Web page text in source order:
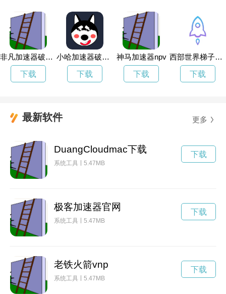
非凡加速器破解版
下载
小哈加速器破解版
下载
神马加速器npv
下载
西部世界梯子传送门
下载
最新软件 更多
DuangCloudmac下载
系统工具 5.47MB
下载
极客加速器官网
系统工具 5.47MB
下载
老铁火箭vnp
系统工具 5.47MB
下载